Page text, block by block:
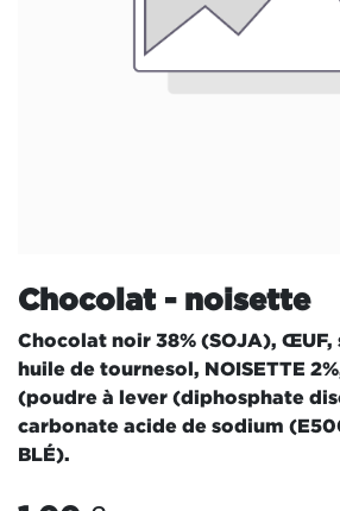
Chocolat - noisette
Chocolat noir 38% (SOJA), ŒUF,
huile de tournesol, NOISETTE
(poudre à lever (diphosphate
carbonate acide de sodium
BLÉ).